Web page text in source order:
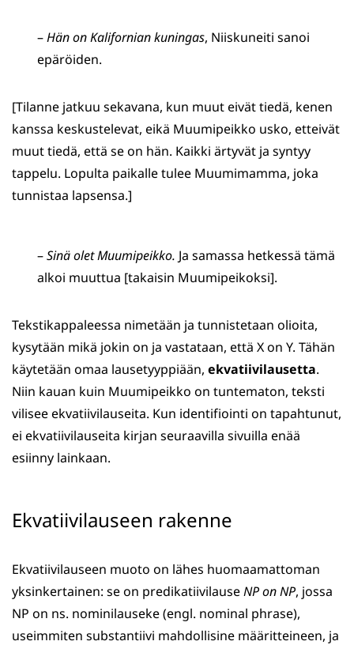
–Hän on Kalifornian kuningas, Niiskuneiti sanoi
epäröiden.
[Tilanne jatkuu sekavana, kun muut eivät tiedä, kenen
kanssa keskustelevat, eikä Muumipeikko usko, etteivät
muut tiedä, että se on hän. Kaikki ärtyvät ja syntyy
tappelu. Lopulta paikalle tulee Muumimamma, joka
tunnistaa lapsensa.]
–Sinä olet Muumipeikko. Ja samassa hetkessä tämä
alkoi muuttua [takaisin Muumipeikoksi].
Tekstikappaleessa nimetään ja tunnistetaan olioita,
kysytään mikä jokin on ja vastataan, että X on Y. Tähän
käytetään omaa lausetyyppiään, ekvatiivilausetta.
Niin kauan kuin Muumipeikko on tuntematon, teksti
vilisee ekvatiivilauseita. Kun identifiointi on tapahtunut,
ei ekvatiivilauseita kirjan seuraavilla sivuilla enää
esiinny lainkaan.
Ekvatiivilauseen rakenne
Ekvatiivilauseen muoto on lähes huomaamattoman
yksinkertainen: se on predikatiivilauseNP on NP, jossa
NP on ns. nominilauseke (engl. nominal phrase),
useimmiten substantiivi mahdollisine määritteineen, ja